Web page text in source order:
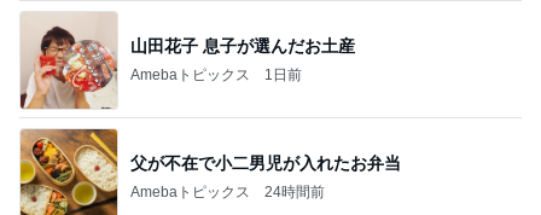
山田花子 息子が選んだお土産
Amebaトピックス 1日前
父が不在で小二男児が入れたお弁当
Amebaトピックス 24時間前